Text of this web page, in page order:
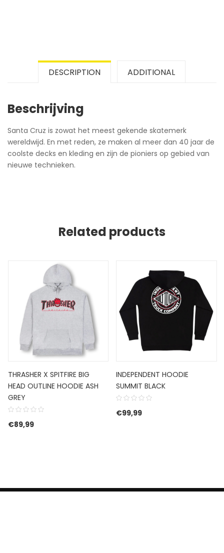
DESCRIPTION ADDITIONAL
Beschrijving
Santa Cruz is zowat het meest gekende skatemerk
wereldwijd. En met reden, ze maken al meer dan 40 jaar de
coolste decks en kleding en zijn de pioniers op gebied van
nieuwe technieken.
Related products
THRASHER X SPITFIRE BIG
HEAD OUTLINE HOODIE ASH
GREY
€89,99
INDEPENDENT HOODIE
SUMMIT BLACK
€99,99